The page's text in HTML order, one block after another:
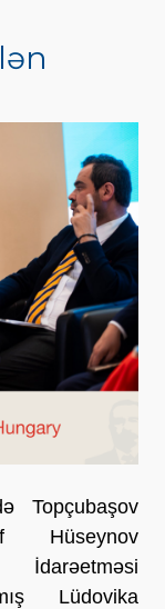
Topçubaşov
Hüseynov
Lüdovika